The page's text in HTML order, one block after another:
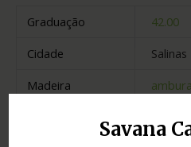
Savana
Graduação
42.00
Cidade
Salinas
Madeira
Minas